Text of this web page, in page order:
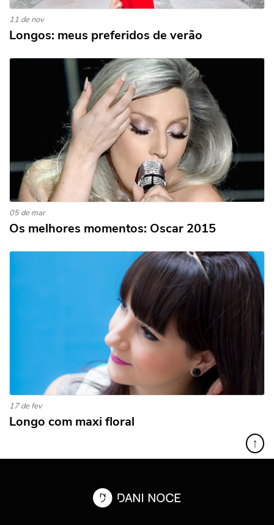
11 de nov
Longos: meus preferidos de verão
05 de mar
Os melhores momentos: Oscar 2015
17 de fev
Longo com maxi floral
↑